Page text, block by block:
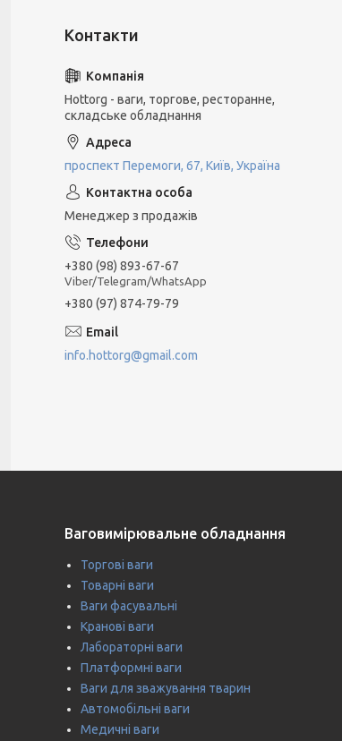
Hottorg - ваги, торгове, ресторанне,
складське обладнання
проспект Перемоги, 67, Київ, Україна
Менеджер з продажів
+380 (98) 893-67-67
Viber/Telegram/WhatsApp
+380 (97) 874-79-79
info.hottorg@gmail.com
Ваговимірювальне обладнання
Торгові ваги
Товарні ваги
Ваги фасувальні
Кранові ваги
Лабораторні ваги
Платформні ваги
Ваги для зважування тварин
Автомобільні ваги
Медичні ваги